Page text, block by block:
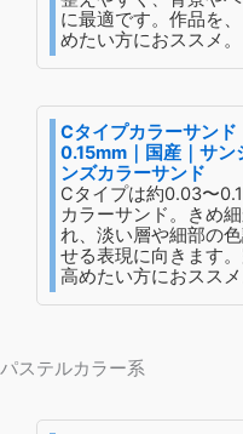
に最適です。作品を
めたい方におススメ。
Cタイプカラーサン
0.15mm｜国産｜サン
ンズカラーサンド
Cタイプは約0.03〜
カラーサンド。きめ
れ、淡い層や細部の
せる表現に向きます
高めたい方におススメ
パステルカラー系